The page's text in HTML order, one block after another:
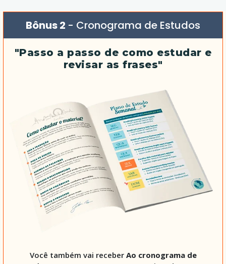
Bônus 2 - Cronograma de Estudos
"Passo a passo de como estudar e
revisar as frases"
Você também vai receber Ao cronograma de